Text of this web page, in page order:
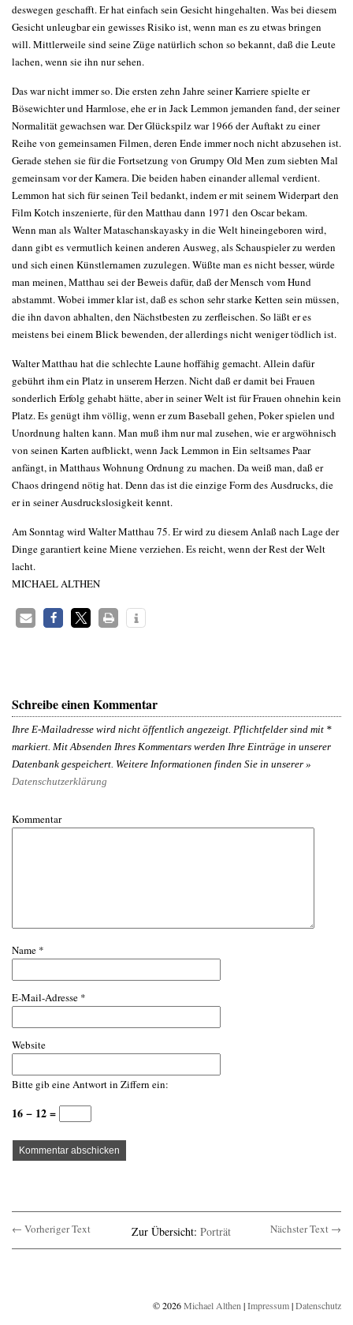
deswegen geschafft. Er hat einfach sein Gesicht hingehalten. Was bei diesem
Gesicht unleugbar ein gewisses Risiko ist, wenn man es zu etwas bringen
will. Mittlerweile sind seine Züge natürlich schon so bekannt, daß die Leute
lachen, wenn sie ihn nur sehen.
Das war nicht immer so. Die ersten zehn Jahre seiner Karriere spielte er
Bösewichter und Harmlose, ehe er in Jack Lemmon jemanden fand, der seiner
Normalität gewachsen war. Der Glückspilz war 1966 der Auftakt zu einer
Reihe von gemeinsamen Filmen, deren Ende immer noch nicht abzusehen ist.
Gerade stehen sie für die Fortsetzung von Grumpy Old Men zum siebten Mal
gemeinsam vor der Kamera. Die beiden haben einander allemal verdient.
Lemmon hat sich für seinen Teil bedankt, indem er mit seinem Widerpart den
Film Kotch inszenierte, für den Matthau dann 1971 den Oscar bekam.
Wenn man als Walter Mataschanskayasky in die Welt hineingeboren wird,
dann gibt es vermutlich keinen anderen Ausweg, als Schauspieler zu werden
und sich einen Künstlernamen zuzulegen. Wüßte man es nicht besser, würde
man meinen, Matthau sei der Beweis dafür, daß der Mensch vom Hund
abstammt. Wobei immer klar ist, daß es schon sehr starke Ketten sein müssen,
die ihn davon abhalten, den Nächstbesten zu zerfleischen. So läßt er es
meistens bei einem Blick bewenden, der allerdings nicht weniger tödlich ist.
Walter Matthau hat die schlechte Laune hoffähig gemacht. Allein dafür
gebührt ihm ein Platz in unserem Herzen. Nicht daß er damit bei Frauen
sonderlich Erfolg gehabt hätte, aber in seiner Welt ist für Frauen ohnehin kein
Platz. Es genügt ihm völlig, wenn er zum Baseball gehen, Poker spielen und
Unordnung halten kann. Man muß ihm nur mal zusehen, wie er argwöhnisch
von seinen Karten aufblickt, wenn Jack Lemmon in Ein seltsames Paar
anfängt, in Matthaus Wohnung Ordnung zu machen. Da weiß man, daß er
Chaos dringend nötig hat. Denn das ist die einzige Form des Ausdrucks, die
er in seiner Ausdruckslosigkeit kennt.
Am Sonntag wird Walter Matthau 75. Er wird zu diesem Anlaß nach Lage der
Dinge garantiert keine Miene verziehen. Es reicht, wenn der Rest der Welt
lacht.
MICHAEL ALTHEN
Schreibe einen Kommentar
Ihre E-Mailadresse wird nicht öffentlich angezeigt. Pflichtfelder sind mit *
markiert. Mit Absenden Ihres Kommentars werden Ihre Einträge in unserer
Datenbank gespeichert. Weitere Informationen finden Sie in unserer »
Datenschutzerklärung
Kommentar
Name *
E-Mail-Adresse *
Website
Bitte gib eine Antwort in Ziffern ein:
16 − 12 =
← Vorheriger Text Zur Übersicht: Porträt Nächster Text →
© 2026Michael Althen |Impressum|Datenschutz